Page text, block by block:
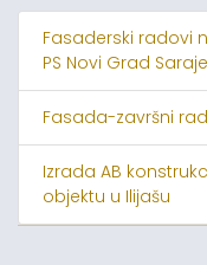
Fasaderski radovi
PS Novi Grad
Fasada-završni
Izrada AB
objektu u Ilijašu